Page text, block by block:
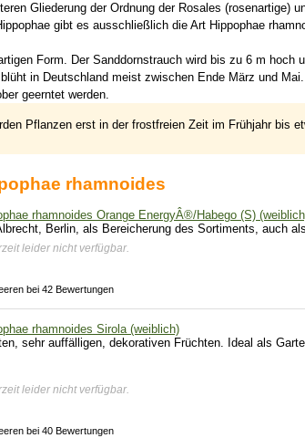
Gliederung der Ordnung der Rosales (rosenartige)
gibt es ausschließlich die Art Hippophae
Form. Der Sanddornstrauch wird bis zu 6 m hoch
in Deutschland meist zwischen Ende März und
geerntet werden.
Pflanzen erst in der frostfreien Zeit im Frühjahr bis
rhamnoides
rhamnoides Orange EnergyÂ®/Habego (S)
Berlin, als Bereicherung des Sortiments, auch
leider nicht verfügbar.
bei 42 Bewertungen
rhamnoides Sirola (weiblich)
sehr auffälligen, dekorativen Früchten. Ideal als
leider nicht verfügbar.
bei 40 Bewertungen